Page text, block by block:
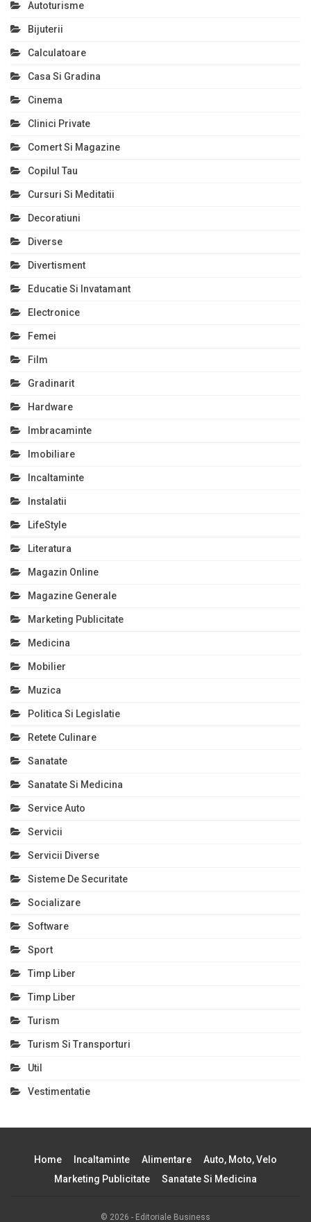
Autoturisme
Bijuterii
Calculatoare
Casa Si Gradina
Cinema
Clinici Private
Comert Si Magazine
Copilul Tau
Cursuri Si Meditatii
Decoratiuni
Diverse
Divertisment
Educatie Si Invatamant
Electronice
Femei
Film
Gradinarit
Hardware
Imbracaminte
Imobiliare
Incaltaminte
Instalatii
LifeStyle
Literatura
Magazin Online
Magazine Generale
Marketing Publicitate
Medicina
Mobilier
Muzica
Politica Si Legislatie
Retete Culinare
Sanatate
Sanatate Si Medicina
Service Auto
Servicii
Servicii Diverse
Sisteme De Securitate
Socializare
Software
Sport
Timp Liber
Timp Liber
Turism
Turism Si Transporturi
Util
Vestimentatie
Home Incaltaminte Alimentare
Auto, Moto, Velo
Marketing Publicitate
Sanatate Si Medicina
© 2026 - Editoriale Business